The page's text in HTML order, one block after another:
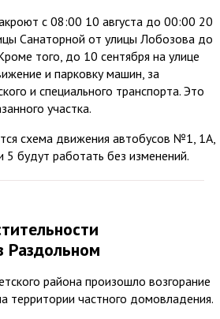
с 08:00 10 августа до 00:00 20
Санаторной от улицы Лобозова до
того, до 10 сентября на улице
и парковку машин, за
и специального транспорта. Это
участка.
схема движения автобусов №1, 1А,
будут работать без изменений.
Раздольном
района произошло возгорание
территории частного домовладения.